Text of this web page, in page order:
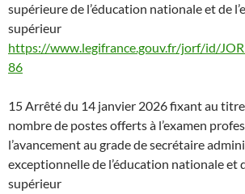
supérieure de l’éducation nationale et de
supérieur
https://www.legifrance.gouv.fr/jorf/id/
86
15 Arrêté du 14 janvier 2026 fixant au titre
nombre de postes offerts à l’examen
l’avancement au grade de secrétaire
exceptionnelle de l’éducation nationale et
supérieur